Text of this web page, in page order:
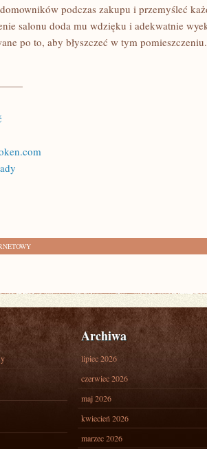
podczas zakupu i przemyśleć
salonu doda mu wdzięku i adekwatnie
po to, aby błyszczeć w tym pomieszczeniu.
Archiwa
lipiec 2026
czerwiec 2026
maj 2026
kwiecień 2026
marzec 2026